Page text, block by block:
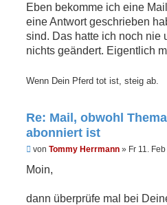
g
e
l
e
s
e
r
i
t
r
g
Eben bekomme ich eine
eine Antwort geschrieben
sind. Das hatte ich noch nie
nichts geändert. Eigentlich
Wenn Dein Pferd tot ist, steig ab.
Re: Mail, obwohl
abonniert ist
U
g
e
von Tommy Herrmann » Fr 11.
Moin,
dann überprüfe mal bei